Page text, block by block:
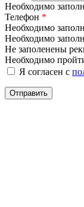
Необходимо
Телефон *
Необходимо
Необходимо
Не заполенены
Необходимо
Я согласен с
Отправить